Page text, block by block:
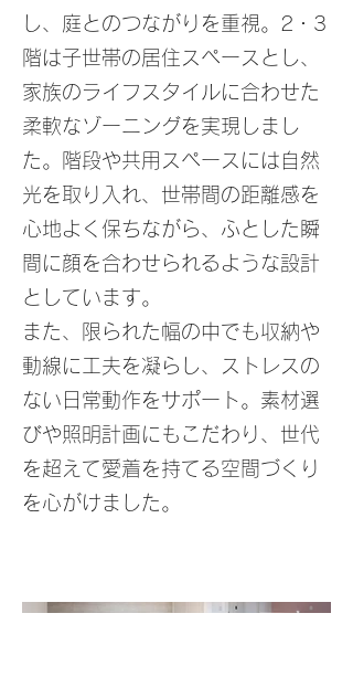
し、庭とのつながりを重視。2・3
階は子世帯の居住スペースとし、
家族のライフスタイルに合わせた
柔軟なゾーニングを実現しまし
た。階段や共用スペースには自然
光を取り入れ、世帯間の距離感を
心地よく保ちながら、ふとした瞬
間に顔を合わせられるような設計
としています。
また、限られた幅の中でも収納や
動線に工夫を凝らし、ストレスの
ない日常動作をサポート。素材選
びや照明計画にもこだわり、世代
を超えて愛着を持てる空間づくり
を心がけました。